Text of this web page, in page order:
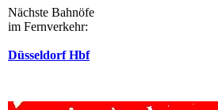
Nächste Bahnöfe
im Fernverkehr:
Düsseldorf Hbf